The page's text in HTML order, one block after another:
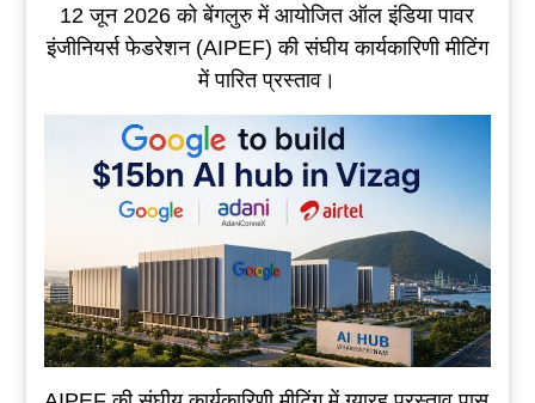
12 जून 2026 को बेंगलुरु में आयोजित ऑल इंडिया पावर
इंजीनियर्स फेडरेशन (AIPEF) की संघीय कार्यकारिणी मीटिंग
में पारित प्रस्ताव।